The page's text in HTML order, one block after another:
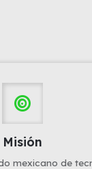
Misión
mexicano de